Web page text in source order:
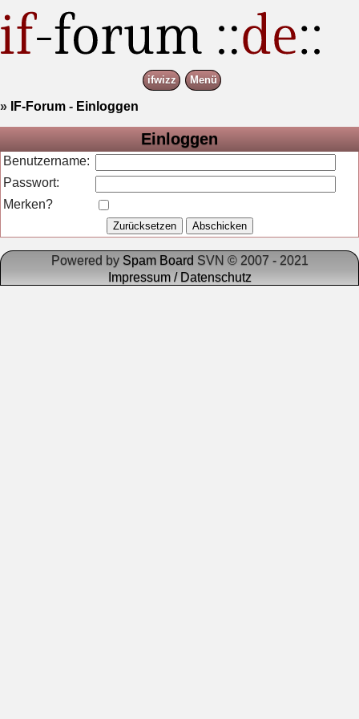
ifwizz Menü
» IF-Forum - Einloggen
Einloggen
Benutzername:
Passwort:
Merken?
Powered by Spam Board SVN © 2007 - 2021
Impressum / Datenschutz